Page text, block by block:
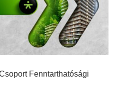
Fenntarthatósági